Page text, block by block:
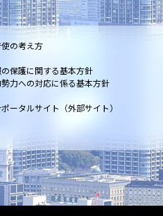
の考え方
保護に関する基本方針
力への対応に係る基本方針
ータルサイト（外部サイト）